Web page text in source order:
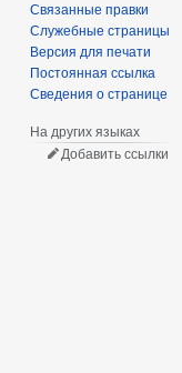
Связанные правки
Служебные страницы
Версия для печати
Постоянная ссылка
Сведения о странице
На других языках
Добавить ссылки